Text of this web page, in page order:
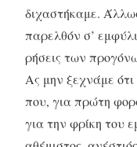
διχαστήκαμε.
παρελθόν σ’
ρήσεις των
Ας μην ξεχνάμε
που, για πρώτη
για την φρίκη του